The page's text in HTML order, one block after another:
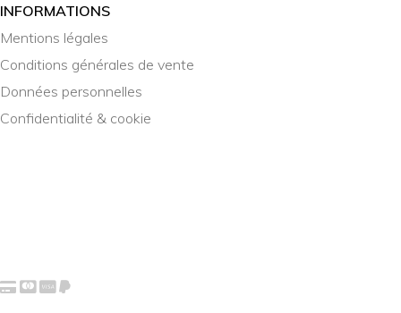
INFORMATIONS
Mentions légales
Conditions générales de vente
Données personnelles
Confidentialité & cookie